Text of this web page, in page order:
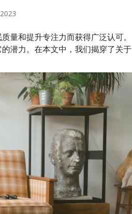
量和提升专注力而获得广泛认可。
潜力。在本文中，我们揭穿了关于